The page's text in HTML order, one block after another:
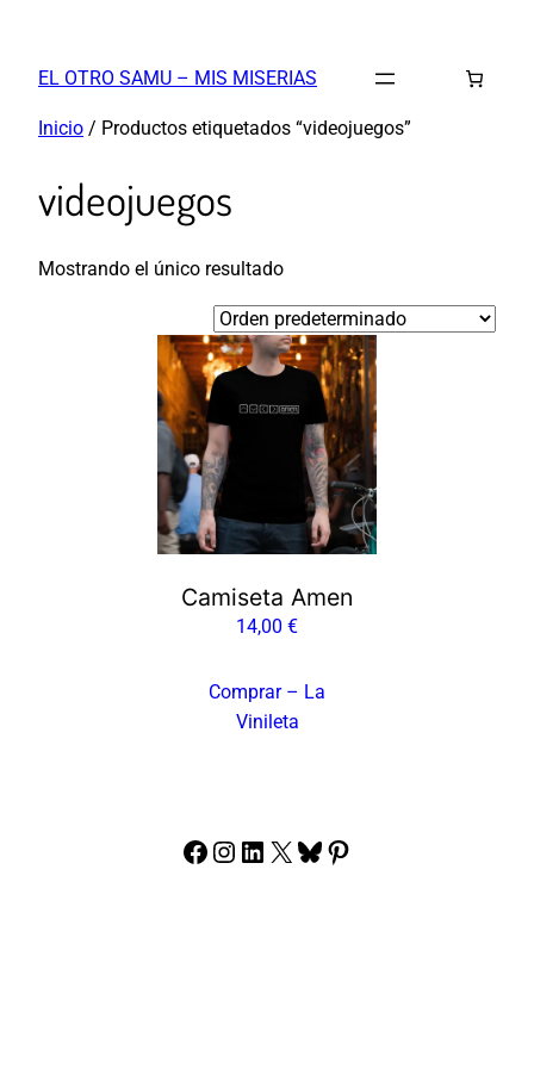
contenido
EL OTRO SAMU – MIS MISERIAS
Inicio / Productos etiquetados “videojuegos”
videojuegos
Mostrando el único resultado
Camiseta Amen
14,00 €
Comprar – La
Vinileta
Facebook
Instagram
LinkedIn
X Bluesky
Pinterest